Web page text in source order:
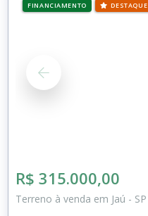
FINANCIAMENTO DESTAQUE
R$ 315.000,00
Terreno à venda em Jaú - SP